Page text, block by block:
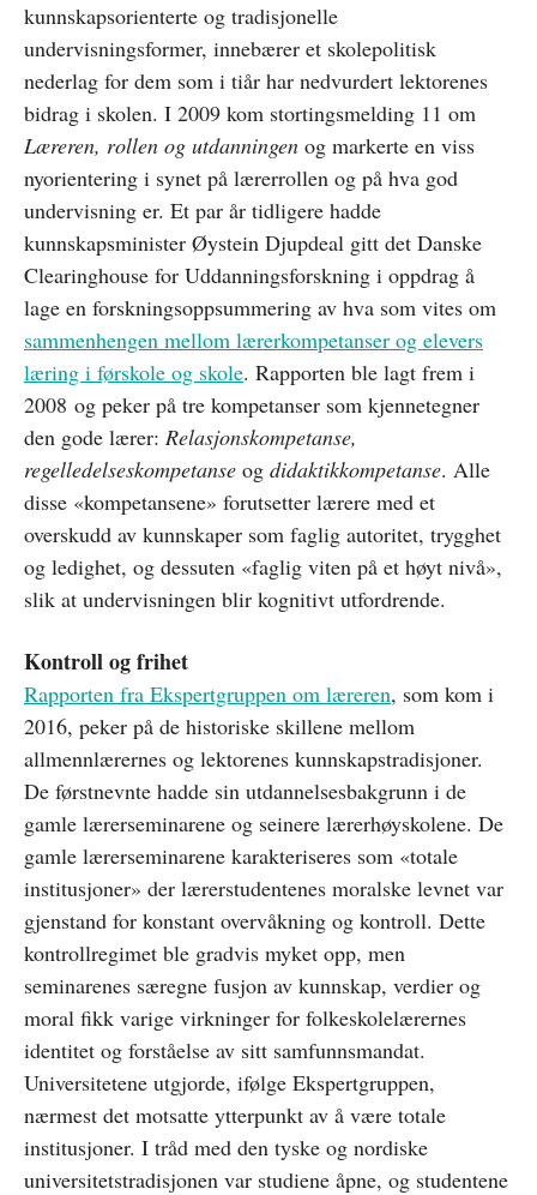
kunnskapsorienterte og tradisjonelle
undervisningsformer, innebærer et skolepolitisk
nederlag for dem som i tiår har nedvurdert lektorenes
bidrag i skolen. I 2009 kom stortingsmelding 11 om
Læreren, rollen og utdanningen og markerte en viss
nyorientering i synet på lærerrollen og på hva god
undervisning er. Et par år tidligere hadde
kunnskapsminister Øystein Djupdeal gitt det Danske
Clearinghouse for Uddanningsforskning i oppdrag å
lage en forskningsoppsummering av hva som vites om
sammenhengen mellom lærerkompetanser og elevers
læring i førskole og skole. Rapporten ble lagt frem i
2008 og peker på tre kompetanser som kjennetegner
den gode lærer: Relasjonskompetanse,
regelledelseskompetanse og didaktikkompetanse. Alle
disse «kompetansene» forutsetter lærere med et
overskudd av kunnskaper som faglig autoritet, trygghet
og ledighet, og dessuten «faglig viten på et høyt nivå»,
slik at undervisningen blir kognitivt utfordrende.
Kontroll og frihet
Rapporten fra Ekspertgruppen om læreren, som kom i
2016, peker på de historiske skillene mellom
allmennlærernes og lektorenes kunnskapstradisjoner.
De førstnevnte hadde sin utdannelsesbakgrunn i de
gamle lærerseminarene og seinere lærerhøyskolene. De
gamle lærerseminarene karakteriseres som «totale
institusjoner» der lærerstudentenes moralske levnet var
gjenstand for konstant overvåkning og kontroll. Dette
kontrollregimet ble gradvis myket opp, men
seminarenes særegne fusjon av kunnskap, verdier og
moral fikk varige virkninger for folkeskolelærernes
identitet og forståelse av sitt samfunnsmandat.
Universitetene utgjorde, ifølge Ekspertgruppen,
nærmest det motsatte ytterpunkt av å være totale
institusjoner. I tråd med den tyske og nordiske
universitetstradisjonen var studiene åpne, og studentene